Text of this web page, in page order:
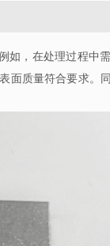
如，在处理过程中
面质量符合要求。